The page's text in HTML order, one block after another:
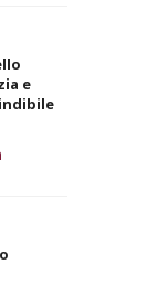
e